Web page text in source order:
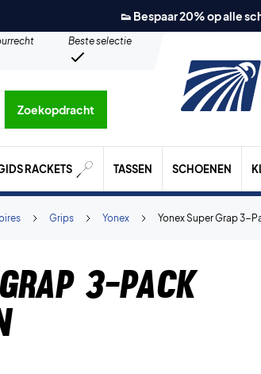
👟 Bespaar 20% op alle
Beste selectie
Zoekopdracht
RACKETS TASSEN SCHOENEN
Yonex Super Grap 3-
Yonex
Grips
3-Pack